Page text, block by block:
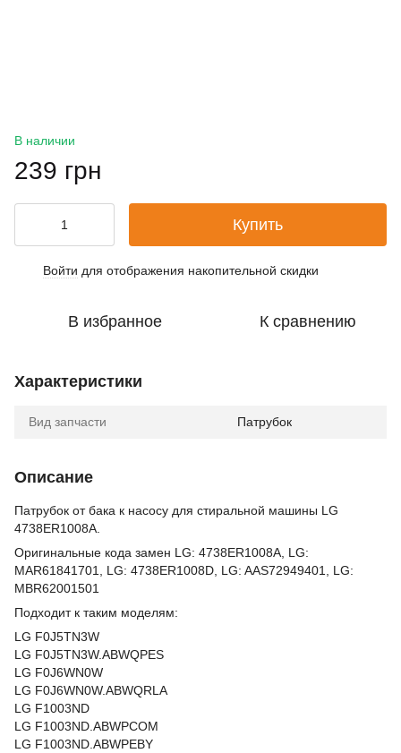
В наличии
239 грн
Купить
Войти для отображения накопительной скидки
В избранное К сравнению
Характеристики
Вид запчасти Патрубок
Описание
Патрубок от бака к насосу для стиральной машины LG
4738ER1008A.
Оригинальные кода замен LG: 4738ER1008A, LG:
MAR61841701, LG: 4738ER1008D, LG: AAS72949401, LG:
MBR62001501
Подходит к таким моделям:
LG F0J5TN3W
LG F0J5TN3W.ABWQPES
LG F0J6WN0W
LG F0J6WN0W.ABWQRLA
LG F1003ND
LG F1003ND.ABWPCOM
LG F1003ND.ABWPEBY